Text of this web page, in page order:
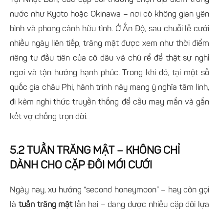
nước như Kyoto hoặc Okinawa – nơi có không gian yên
bình và phong cảnh hữu tình. Ở Ấn Độ, sau chuỗi lễ cưới
nhiều ngày liên tiếp, trăng mật được xem như thời điểm
riêng tư đầu tiên của cô dâu và chú rể để thật sự nghỉ
ngơi và tận hưởng hạnh phúc. Trong khi đó, tại một số
quốc gia châu Phi, hành trình này mang ý nghĩa tâm linh,
đi kèm nghi thức truyền thống để cầu may mắn và gắn
kết vợ chồng trọn đời.
5.2 TUẦN TRĂNG MẬT – KHÔNG CHỈ
DÀNH CHO CẶP ĐÔI MỚI CƯỚI
Ngày nay, xu hướng “second honeymoon” – hay còn gọi
là tuần trăng mậtlần hai – đang được nhiều cặp đôi lựa